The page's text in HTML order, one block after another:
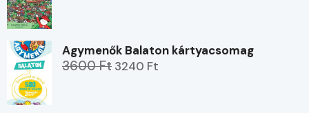
Agymenők Balaton kártyacsomag
3600 Ft 3240 Ft